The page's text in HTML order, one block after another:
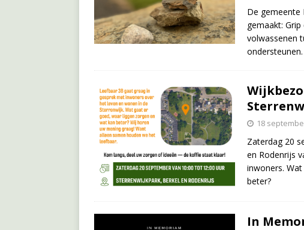
De gemeente
gemaakt:
volwassenen
ondersteunen.
18
Zaterdag 20
en Rodenrijs
inwoners.
beter?
In